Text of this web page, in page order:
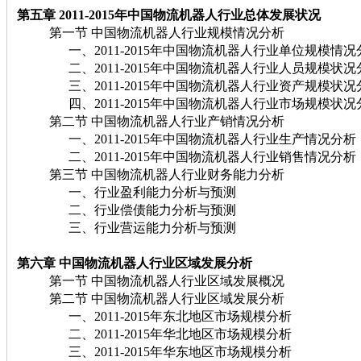
第五章 2011-2015年中国物流机器人行业总体发展状况
第一节 中国物流机器人行业规模情况分析
一、2011-2015年中国物流机器人行业单位规模情况
二、2011-2015年中国物流机器人行业人员规模状况
三、2011-2015年中国物流机器人行业资产规模状况
四、2011-2015年中国物流机器人行业市场规模状况
第二节 中国物流机器人行业产销情况分析
一、2011-2015年中国物流机器人行业生产情况分析
二、2011-2015年中国物流机器人行业销售情况分析
第三节 中国物流机器人行业财务能力分析
一、行业盈利能力分析与预测
二、行业偿债能力分析与预测
三、行业营运能力分析与预测
第六章 中国物流机器人行业区域发展分析
第一节 中国物流机器人行业区域发展概况
第二节 中国物流机器人行业区域发展分析
一、2011-2015年东北地区市场规模分析
二、2011-2015年华北地区市场规模分析
三、2011-2015年华东地区市场规模分析